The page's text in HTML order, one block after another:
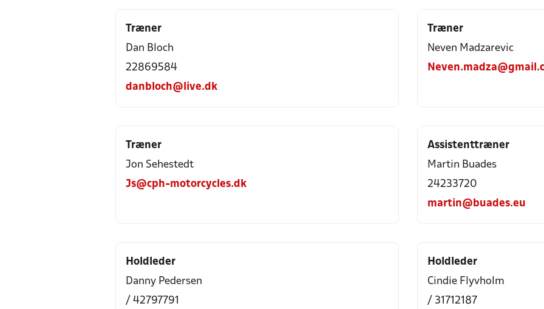
Træner
Dan Bloch
22869584
danbloch@live.dk
Træner
Neven Madzarevic
Træner
Jon Sehestedt
Js@cph-motorcycles.dk
Assistenttræner
Martin Buades
24233720
martin@buades.eu
Holdleder
Danny Pedersen
/ 42797791
Holdleder
Cindie Flyvholm
/ 31712187